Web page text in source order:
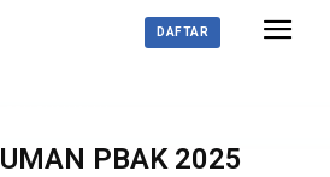
DAFTAR
PBAK 2025